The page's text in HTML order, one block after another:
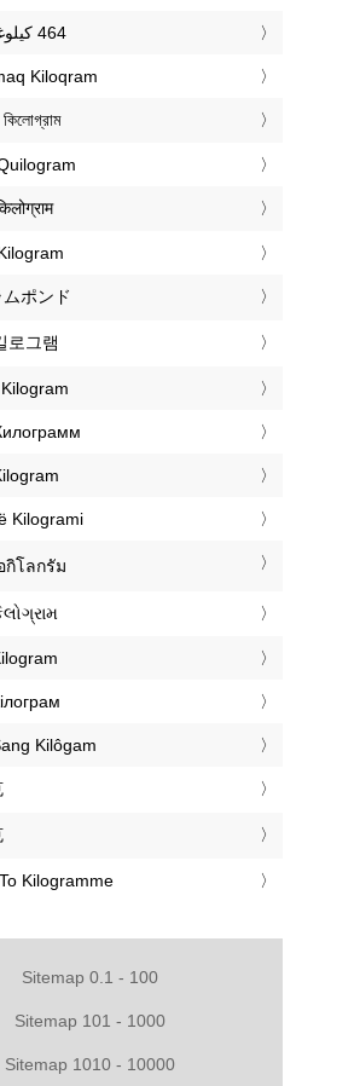
Kiloqram
ポンド
로그램
Kilogrami
กิโลกรัม
Kilôgam
Kilogramme
Sitemap 0.1 - 100
Sitemap 101 - 1000
Sitemap 1010 - 10000